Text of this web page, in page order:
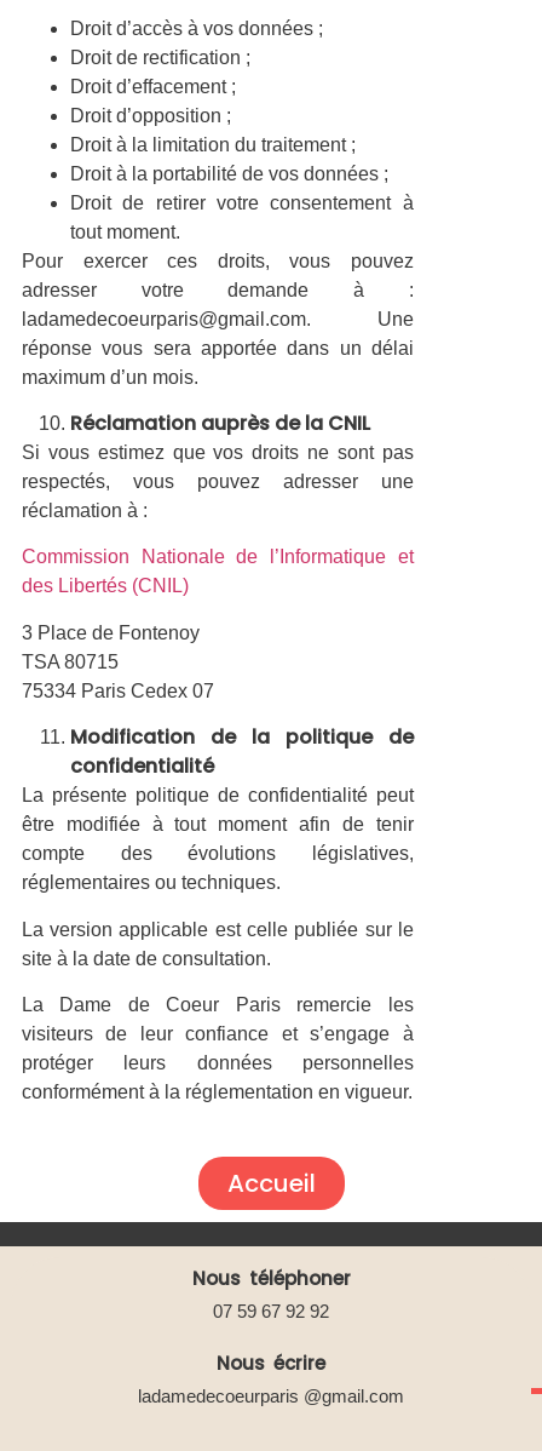
Droit d’accès à vos données ;
Droit de rectification ;
Droit d’effacement ;
Droit d’opposition ;
Droit à la limitation du traitement ;
Droit à la portabilité de vos données ;
Droit de retirer votre consentement à
tout moment.
Pour exercer ces droits, vous pouvez
adresser votre demande à :
ladamedecoeurparis@gmail.com. Une
réponse vous sera apportée dans un délai
maximum d’un mois.
Réclamation auprès de la CNIL
Si vous estimez que vos droits ne sont pas
respectés, vous pouvez adresser une
réclamation à :
Commission Nationale de l’Informatique et
des Libertés (CNIL)
3 Place de Fontenoy
TSA 80715
75334 Paris Cedex 07
Modification de la politique de
confidentialité
La présente politique de confidentialité peut
être modifiée à tout moment afin de tenir
compte des évolutions législatives,
réglementaires ou techniques.
La version applicable est celle publiée sur le
site à la date de consultation.
La Dame de Coeur Paris remercie les
visiteurs de leur confiance et s’engage à
protéger leurs données personnelles
conformément à la réglementation en vigueur.
Accueil
Nous téléphoner
07 59 67 92 92
Nous écrire
ladamedecoeurparis @gmail.com